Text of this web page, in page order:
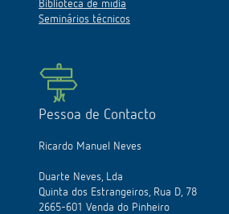
Biblioteca de mídia
Seminários técnicos
Pessoa de Contacto
Ricardo Manuel Neves
Duarte Neves, Lda
Quinta dos Estrangeiros, Rua D, 78
2665-601 Venda do Pinheiro